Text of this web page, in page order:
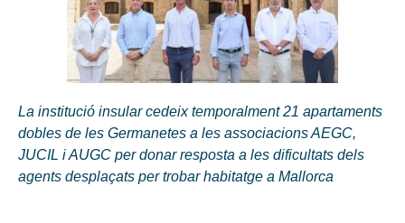
La institució insular cedeix temporalment 21 apartaments
dobles de les Germanetes a les associacions AEGC,
JUCIL i AUGC per donar resposta a les dificultats dels
agents desplaçats per trobar habitatge a Mallorca